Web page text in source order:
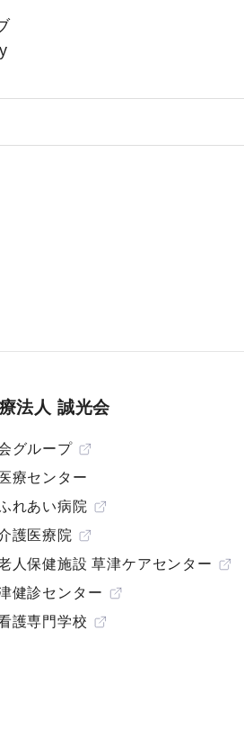
法人 誠光会
グループ
療センター
れあい病院
護医療院
人保健施設 草津ケアセンター
健診センター
護専門学校